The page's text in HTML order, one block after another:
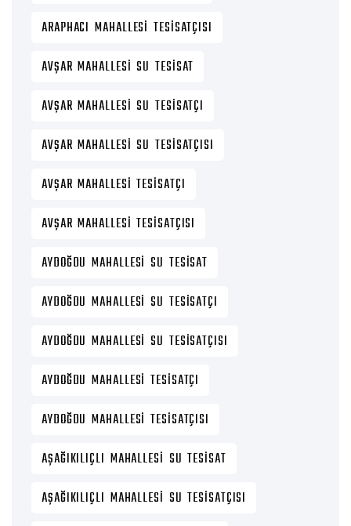
ARAPHACI MAHALLESI TESISATÇISI
AVŞAR MAHALLESI SU TESISAT
AVŞAR MAHALLESI SU TESISATÇI
AVŞAR MAHALLESI SU TESISATÇISI
AVŞAR MAHALLESI TESISATÇI
AVŞAR MAHALLESI TESISATÇISI
AYDOĞDU MAHALLESI SU TESISAT
AYDOĞDU MAHALLESI SU TESISATÇI
AYDOĞDU MAHALLESI SU TESISATÇISI
AYDOĞDU MAHALLESI TESISATÇI
AYDOĞDU MAHALLESI TESISATÇISI
AŞAĞIKILIÇLI MAHALLESI SU TESISAT
AŞAĞIKILIÇLI MAHALLESI SU TESISATÇISI